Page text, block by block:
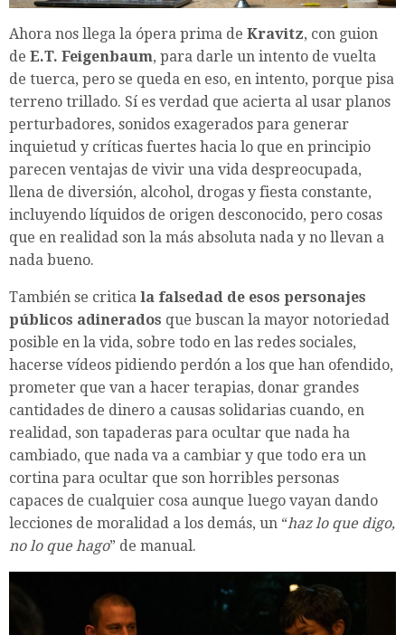
Ahora nos llega la ópera prima de Kravitz, con guion
de E.T. Feigenbaum, para darle un intento de vuelta
de tuerca, pero se queda en eso, en intento, porque pisa
terreno trillado. Sí es verdad que acierta al usar planos
perturbadores, sonidos exagerados para generar
inquietud y críticas fuertes hacia lo que en principio
parecen ventajas de vivir una vida despreocupada,
llena de diversión, alcohol, drogas y fiesta constante,
incluyendo líquidos de origen desconocido, pero cosas
que en realidad son la más absoluta nada y no llevan a
nada bueno.
También se critica la falsedad de esos personajes
públicos adinerados que buscan la mayor notoriedad
posible en la vida, sobre todo en las redes sociales,
hacerse vídeos pidiendo perdón a los que han ofendido,
prometer que van a hacer terapias, donar grandes
cantidades de dinero a causas solidarias cuando, en
realidad, son tapaderas para ocultar que nada ha
cambiado, que nada va a cambiar y que todo era un
cortina para ocultar que son horribles personas
capaces de cualquier cosa aunque luego vayan dando
lecciones de moralidad a los demás, un “haz lo que digo,
no lo que hago” de manual.